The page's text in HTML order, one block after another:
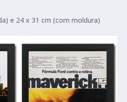
e 24 x 31 cm (com moldura)